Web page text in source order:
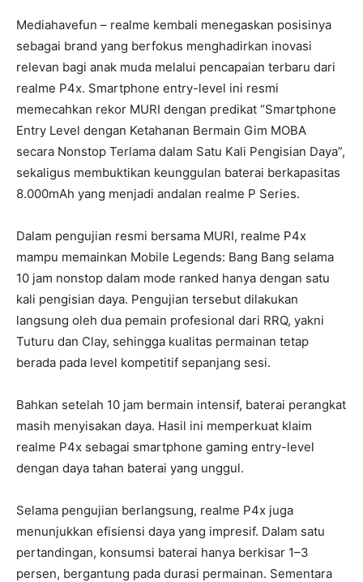
Mediahavefun – realme kembali menegaskan posisinya
sebagai brand yang berfokus menghadirkan inovasi
relevan bagi anak muda melalui pencapaian terbaru dari
realme P4x. Smartphone entry-level ini resmi
memecahkan rekor MURI dengan predikat “Smartphone
Entry Level dengan Ketahanan Bermain Gim MOBA
secara Nonstop Terlama dalam Satu Kali Pengisian Daya”,
sekaligus membuktikan keunggulan baterai berkapasitas
8.000mAh yang menjadi andalan realme P Series.
Dalam pengujian resmi bersama MURI, realme P4x
mampu memainkan Mobile Legends: Bang Bang selama
10 jam nonstop dalam mode ranked hanya dengan satu
kali pengisian daya. Pengujian tersebut dilakukan
langsung oleh dua pemain profesional dari RRQ, yakni
Tuturu dan Clay, sehingga kualitas permainan tetap
berada pada level kompetitif sepanjang sesi.
Bahkan setelah 10 jam bermain intensif, baterai perangkat
masih menyisakan daya. Hasil ini memperkuat klaim
realme P4x sebagai smartphone gaming entry-level
dengan daya tahan baterai yang unggul.
Selama pengujian berlangsung, realme P4x juga
menunjukkan efisiensi daya yang impresif. Dalam satu
pertandingan, konsumsi baterai hanya berkisar 1–3
persen, bergantung pada durasi permainan. Sementara